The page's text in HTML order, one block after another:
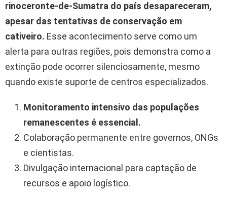
rinoceronte-de-Sumatra do país desapareceram,
apesar das tentativas de conservação em
cativeiro. Esse acontecimento serve como um
alerta para outras regiões, pois demonstra como a
extinção pode ocorrer silenciosamente, mesmo
quando existe suporte de centros especializados.
Monitoramento intensivo das populações
remanescentes é essencial.
Colaboração permanente entre governos, ONGs
e cientistas.
Divulgação internacional para captação de
recursos e apoio logístico.